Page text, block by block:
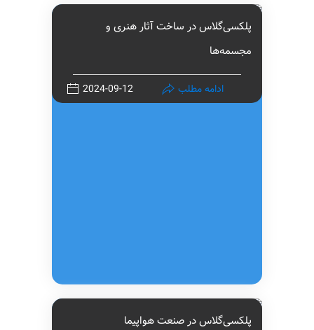
پلکسی‌گلاس در ساخت آثار هنری و
مجسمه‌ها
2024-09-12 ادامه مطلب
پلکسی‌گلاس در صنعت هواپیما